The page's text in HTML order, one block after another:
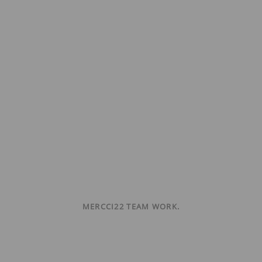
MERCCI22 TEAM WORK.